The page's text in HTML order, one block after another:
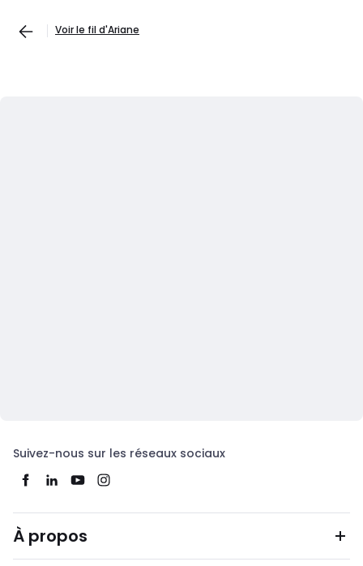
Voir le fil d'Ariane
Suivez-nous sur les réseaux sociaux
À propos